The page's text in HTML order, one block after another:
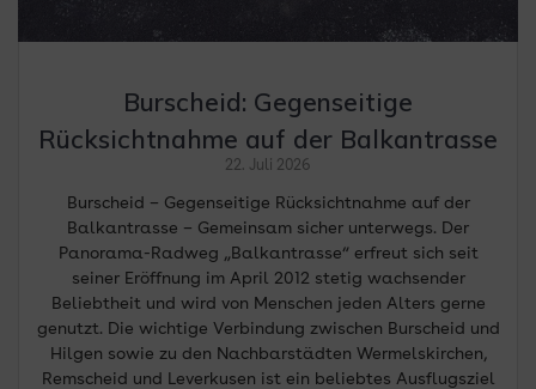
Burscheid: Gegenseitige
Rücksichtnahme auf der Balkantrasse
22. Juli 2026
Burscheid – Gegenseitige Rücksichtnahme auf der
Balkantrasse – Gemeinsam sicher unterwegs. Der
Panorama-Radweg „Balkantrasse“ erfreut sich seit
seiner Eröffnung im April 2012 stetig wachsender
Beliebtheit und wird von Menschen jeden Alters gerne
genutzt. Die wichtige Verbindung zwischen Burscheid und
Hilgen sowie zu den Nachbarstädten Wermelskirchen,
Remscheid und Leverkusen ist ein beliebtes Ausflugsziel